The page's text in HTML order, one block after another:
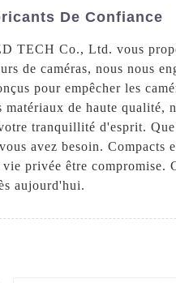
De Confiance
TECH Co., Ltd. vous
de caméras, nous nous
pour empêcher les
de haute qualité,
tranquillité d'esprit.
avez besoin. Compacts
privée être compromise.
aujourd'hui.